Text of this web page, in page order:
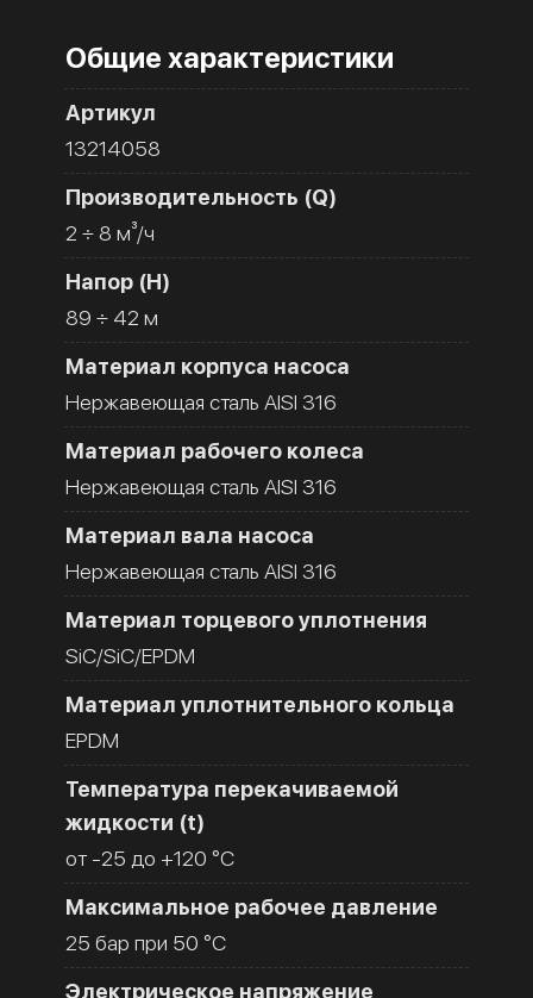
Общие характеристики
Артикул
13214058
Производительность (Q)
2 ÷ 8 м³/ч
Напор (H)
89 ÷ 42 м
Материал корпуса насоса
Нержавеющая сталь AISI 316
Материал рабочего колеса
Нержавеющая сталь AISI 316
Материал вала насоса
Нержавеющая сталь AISI 316
Материал торцевого уплотнения
SiC/SiC/EPDM
Материал уплотнительного кольца
EPDM
Температура перекачиваемой
жидкости (t)
от -25 до +120 °C
Максимальное рабочее давление
25 бар при 50 °C
Электрическое напряжение